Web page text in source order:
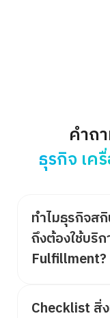
คำถ
ธุรกิจ เค
ทำไมธุรกิจส
ถึงต้องใช้บริ
Fulfillment?
Checklist สิ่